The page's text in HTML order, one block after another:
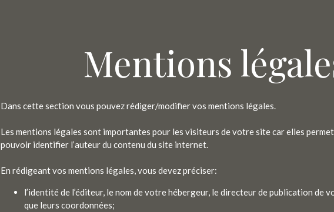
Mentions
Dans cette section vous pouvez rédiger/modifier vos mentions légales.
Les mentions légales sont importantes pour les visiteurs de votre site car elles
pouvoir identifier l’auteur du contenu du site internet.
En rédigeant vos mentions légales, vous devez préciser:
l’identité de l’éditeur, le nom de votre hébergeur, le directeur de publication de
que leurs coordonnées;